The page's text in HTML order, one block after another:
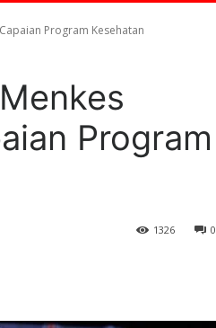
Program Kesehatan
Program
0
1326